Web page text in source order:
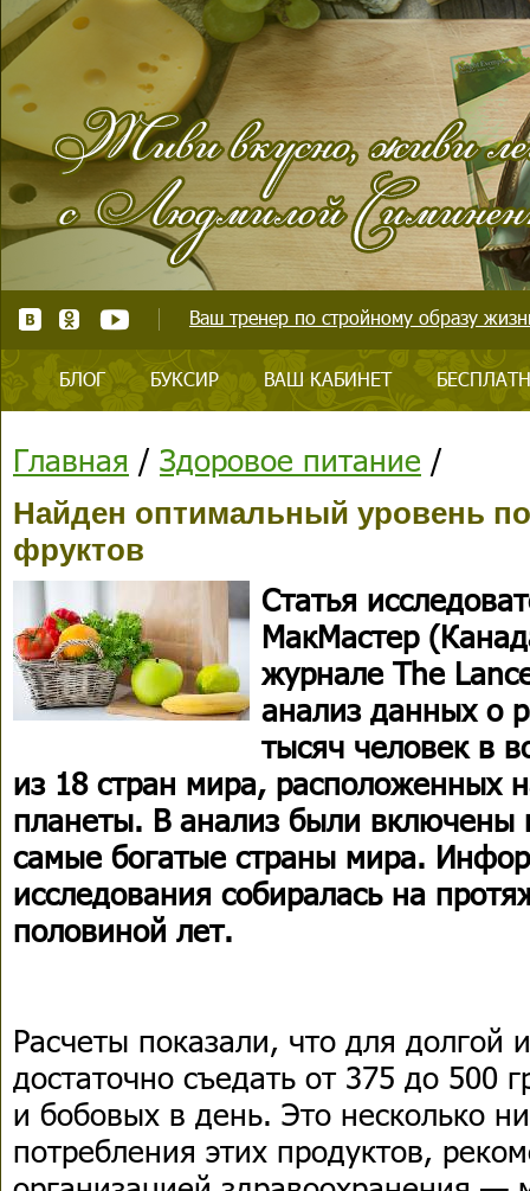
Ваш тренер по стройному образу
БЛОГ БУКСИР ВАШ КАБИНЕТ
Главная / Здоровое питание /
Найден оптимальный уровень
фруктов
Статья
МакМастер
журнале The
анализ данных о
тысяч человек в
из 18 стран мира, расположенных
планеты. В анализ были включены
самые богатые страны мира.
исследования собиралась на
половиной лет.
Расчеты показали, что для долгой
достаточно съедать от 375 до 500
и бобовых в день. Это несколько
потребления этих продуктов,